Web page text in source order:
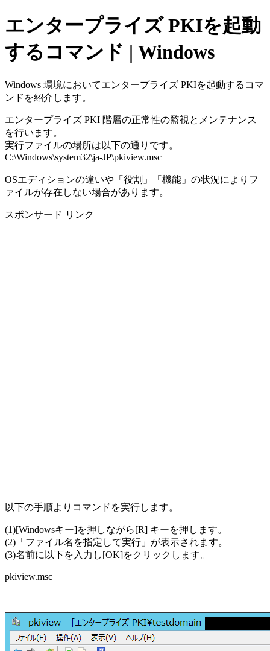
エンタープライズ PKIを起動
するコマンド | Windows
Windows 環境においてエンタープライズ PKIを起動するコマ
ンドを紹介します。
エンタープライズ PKI 階層の正常性の監視とメンテナンス
を行います。
実行ファイルの場所は以下の通りです。
C:\Windows\system32\ja-JP\pkiview.msc
OSエディションの違いや「役割」「機能」の状況によりフ
ァイルが存在しない場合があります。
スポンサード リンク
以下の手順よりコマンドを実行します。
(1)[Windowsキー]を押しながら[R] キーを押します。
(2)「ファイル名を指定して実行」が表示されます。
(3)名前に以下を入力し[OK]をクリックします。
pkiview.msc